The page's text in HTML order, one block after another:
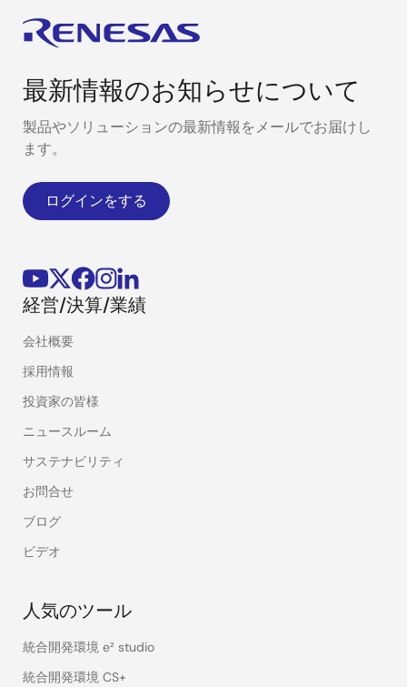
最新情報のお知らせについて
製品やソリューションの最新情報をメールでお届けし
ます。
ログインをする
経営/決算/業績
会社概要
採用情報
投資家の皆様
ニュースルーム
サステナビリティ
お問合せ
ブログ
ビデオ
人気のツール
統合開発環境 e² studio
統合開発環境 CS+